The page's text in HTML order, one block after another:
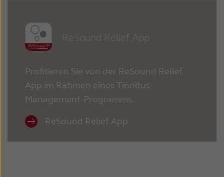
ReSound Relief App
Profitieren Sie von der ReSound Relief
App im Rahmen eines Tinnitus-
Management-Programms.
ReSound Relief App